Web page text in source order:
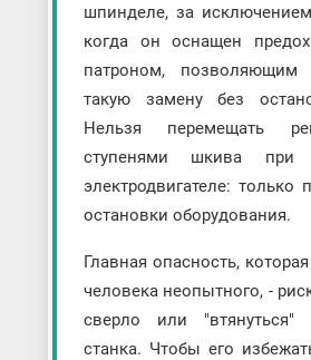
шпинделе, за исключением
когда он оснащен
патроном, позволяющим
такую замену без
Нельзя перемещать
ступенями шкива при
электродвигателе: только
остановки оборудования.
Главная опасность,
человека неопытного, -
сверло или
станка. Чтобы его